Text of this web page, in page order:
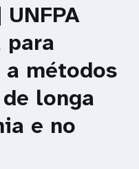
UNFPA
para
a métodos
longa
e no